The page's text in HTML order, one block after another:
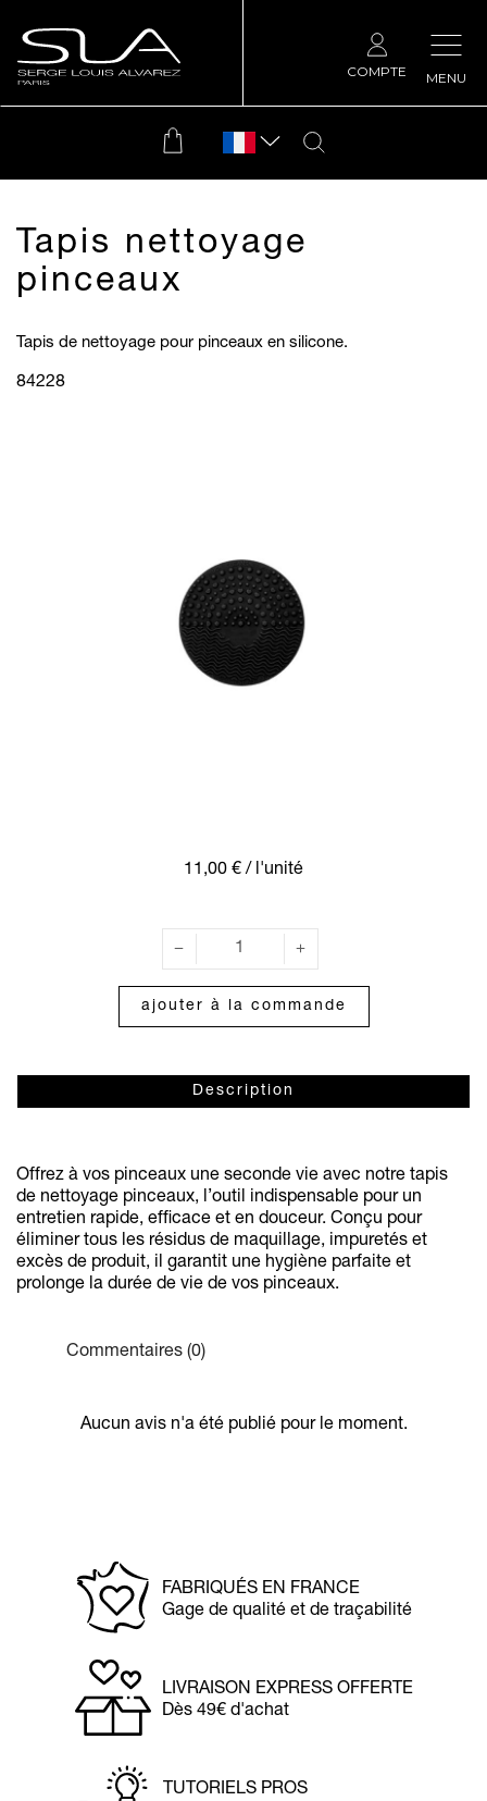
MENU
COMPTE
Tapis nettoyage
pinceaux
Tapis de nettoyage pour pinceaux en silicone.
84228
11,00 €/ l'unité
ajouter à la commande
Description
Offrez à vos pinceaux une seconde vie avec notre tapis
de nettoyage pinceaux, l’outil indispensable pour un
entretien rapide, efficace et en douceur. Conçu pour
éliminer tous les résidus de maquillage, impuretés et
excès de produit, il garantit une hygiène parfaite et
prolonge la durée de vie de vos pinceaux.
Commentaires (0)
Aucun avis n'a été publié pour le moment.
FABRIQUÉS EN FRANCE
Gage de qualité et de traçabilité
LIVRAISON EXPRESS OFFERTE
Dès 49€ d'achat
TUTORIELS PROS